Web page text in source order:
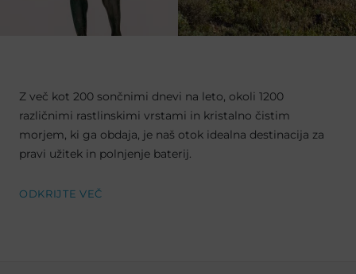
Z več kot 200 sončnimi dnevi na leto, okoli 1200
različnimi rastlinskimi vrstami in kristalno čistim
morjem, ki ga obdaja, je naš otok idealna destinacija za
pravi užitek in polnjenje baterij.
ODKRIJTE VEČ